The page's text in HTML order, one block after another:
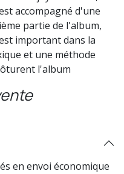
accompagné d'une
partie de l'album,
important dans la
et une méthode
l'album
en envoi économique